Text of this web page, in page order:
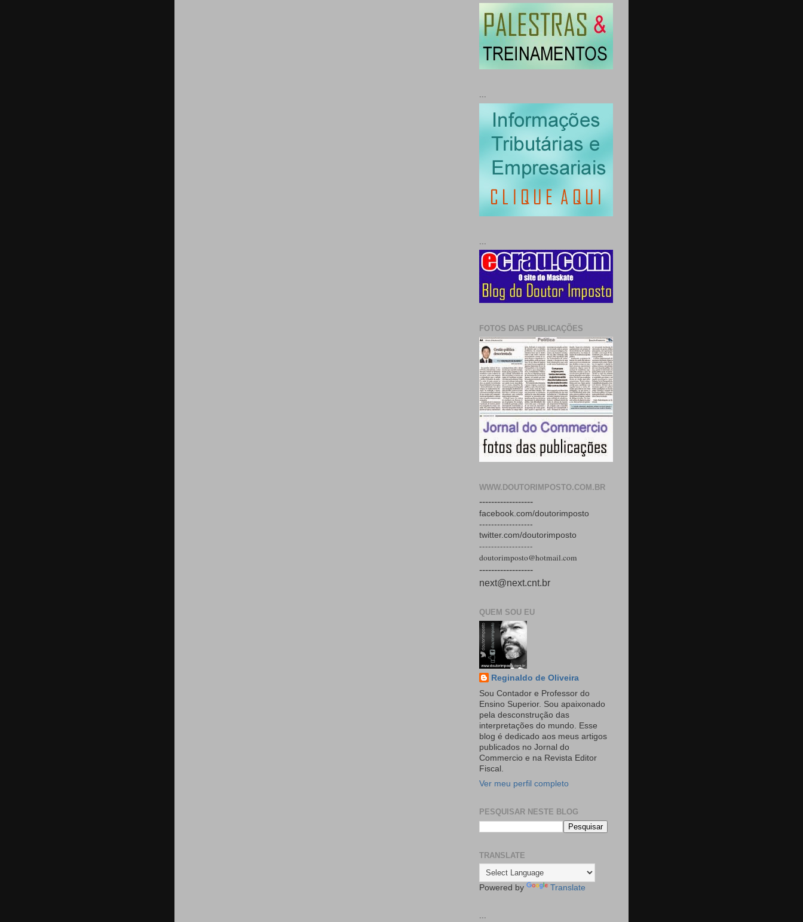
...
...
FOTOS DAS PUBLICAÇÕES
WWW.DOUTORIMPOSTO.COM.BR
------------------
facebook.com/doutorimposto
------------------
twitter.com/doutorimposto
------------------
doutorimposto@hotmail.com
------------------
next@next.cnt.br
QUEM SOU EU
Reginaldo de Oliveira
Sou Contador e Professor do
Ensino Superior. Sou apaixonado
pela desconstrução das
interpretações do mundo. Esse
blog é dedicado aos meus artigos
publicados no Jornal do
Commercio e na Revista Editor
Fiscal.
Ver meu perfil completo
PESQUISAR NESTE BLOG
TRANSLATE
Powered by Translate
...